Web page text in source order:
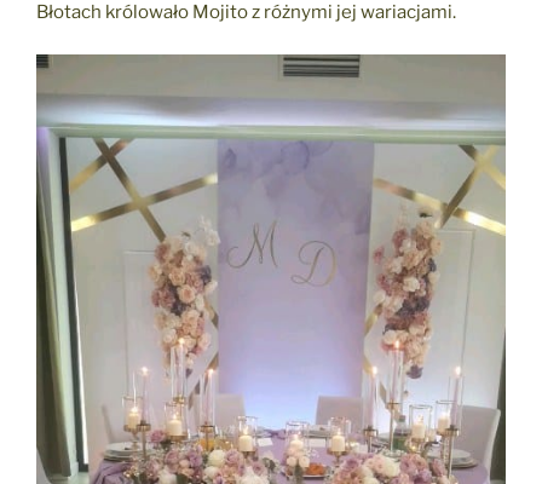
Błotach królowało Mojito z różnymi jej wariacjami.